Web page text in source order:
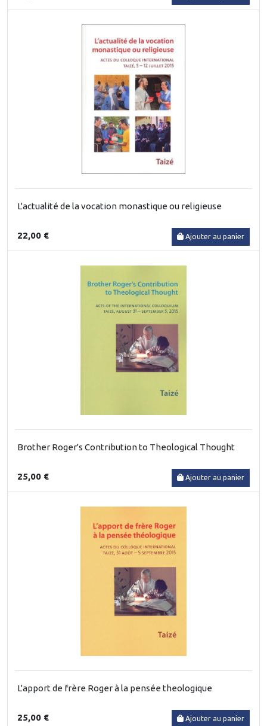
L'actualité de la vocation monastique ou religieuse
22,00 € Ajouter au panier
Brother Roger's Contribution to Theological Thought
25,00 € Ajouter au panier
L'apport de frère Roger à la pensée theologique
25,00 € Ajouter au panier